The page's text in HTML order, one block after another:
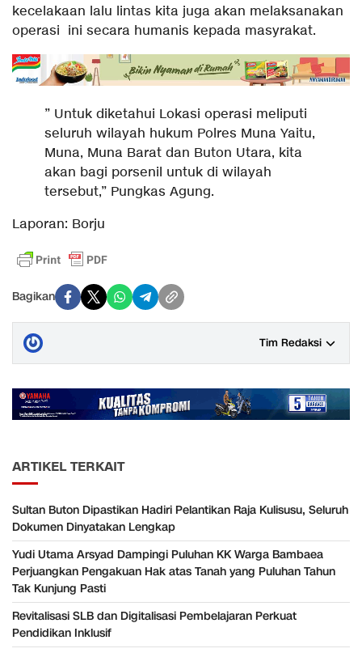
kecelakaan lalu lintas kita juga akan melaksanakan
operasi ini secara humanis kepada masyrakat.
” Untuk diketahui Lokasi operasi meliputi
seluruh wilayah hukum Polres Muna Yaitu,
Muna, Muna Barat dan Buton Utara, kita
akan bagi porsenil untuk di wilayah
tersebut,” Pungkas Agung.
Laporan: Borju
Bagikan
Tim Redaksi
ARTIKEL TERKAIT
Sultan Buton Dipastikan Hadiri Pelantikan Raja Kulisusu, Seluruh
Dokumen Dinyatakan Lengkap
Yudi Utama Arsyad Dampingi Puluhan KK Warga Bambaea
Perjuangkan Pengakuan Hak atas Tanah yang Puluhan Tahun
Tak Kunjung Pasti
Revitalisasi SLB dan Digitalisasi Pembelajaran Perkuat
Pendidikan Inklusif